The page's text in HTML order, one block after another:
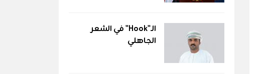
الـ"Hook" في الشعر
الجاهلي